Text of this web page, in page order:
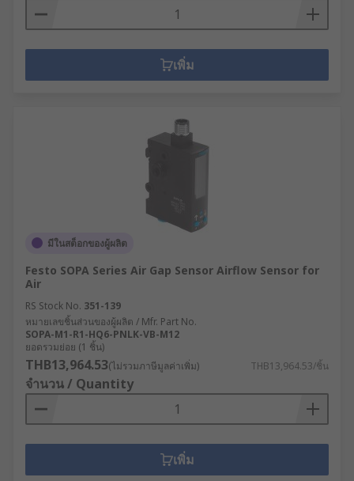
เพิ่ม
มีในสต็อกของผู้ผลิต
Festo SOPA Series Air Gap Sensor Airflow Sensor for
Air
RS Stock No. 351-139
หมายเลขชิ้นส่วนของผู้ผลิต / Mfr. Part No.
SOPA-M1-R1-HQ6-PNLK-VB-M12
ยอดรวมย่อย (1 ชิ้น)
THB13,964.53(ไม่รวมภาษีมูลค่าเพิ่ม) THB13,964.53/ชิ้น
จำนวน / Quantity
เพิ่ม